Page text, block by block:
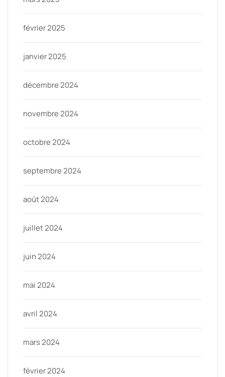
février 2025
janvier 2025
décembre 2024
novembre 2024
octobre 2024
septembre 2024
août 2024
juillet 2024
juin 2024
mai 2024
avril 2024
mars 2024
février 2024